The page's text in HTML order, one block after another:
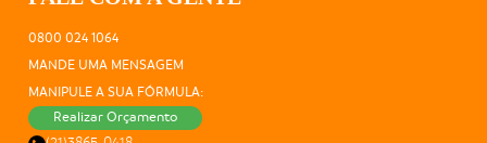
0800 024 1064
MANDE UMA MENSAGEM
MANIPULE A SUA FÓRMULA:
Realizar Orçamento